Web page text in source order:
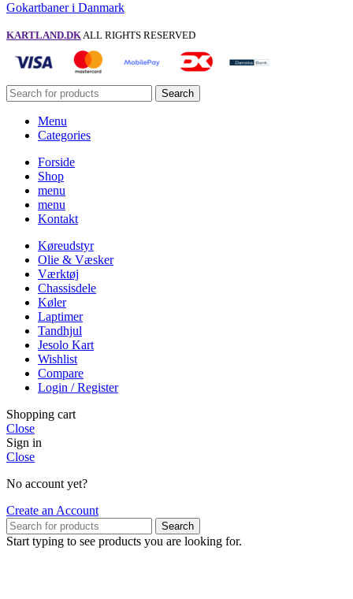
Gokartbaner i Danmark
KARTLAND.DKALL RIGHTS RESERVED
Search
Menu
Categories
Forside
Shop
menu
menu
Kontakt
Køreudstyr
Olie & Væsker
Værktøj
Chassisdele
Køler
Laptimer
Tandhjul
Jesolo Kart
Wishlist
Compare
Login / Register
Shopping cart
Close
Sign in
Close
No account yet?
Create an Account
Search
Start typing to see products you are looking for.